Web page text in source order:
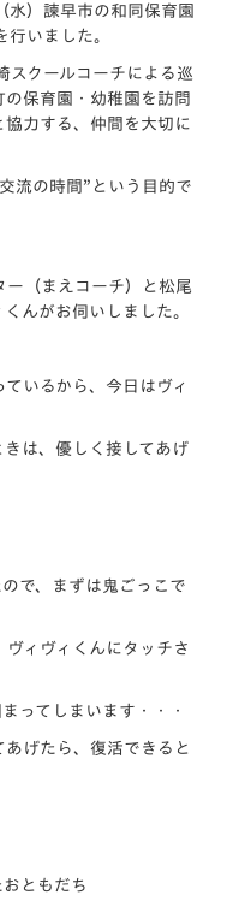
水）諫早市の和同保育園
行いました。
スクールコーチによる巡
保育園・幼稚園を訪問
協力する、仲間を大切に
流の時間”という目的で
ー（まえコーチ）と松尾
んがお伺いしました。
いるから、今日はヴィ
は、優しく接してあげ
で、まずは鬼ごっこで
ィヴィくんにタッチさ
ってしまいます・・・
げたら、復活できると
ともだち